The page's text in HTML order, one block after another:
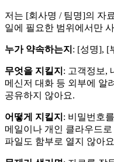
저는 [회사명 / 팀명]의 자
일에 필요한 범위에서만
누가 약속하는지 : [성명], [
무엇을 지킬지 : 고객정보,
메신저 대화 등 외부에 알
공유하지 않아요.
어떻게 지킬지 : 비밀번호
메일이나 개인 클라우드
파일도 함부로 열지 않아